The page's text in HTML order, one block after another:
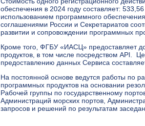
обеспечения в 2024 году составляет:
использованием программного
соглашениями России и Секретариатов
развитии и сопровождении программных
Кроме того, ФГБУ «ИАСЦ» предоставляет
продуктов, в том числе посредством API.
предоставлению данных Сервиса
На постоянной основе ведутся работы по
программных продуктов на основании
Рабочей группы по государственному
Администраций морских портов,
запросов и решений по результатам